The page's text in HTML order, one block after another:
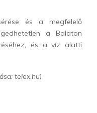
és a megfelelő
a Balaton
és a víz alatti
telex.hu)